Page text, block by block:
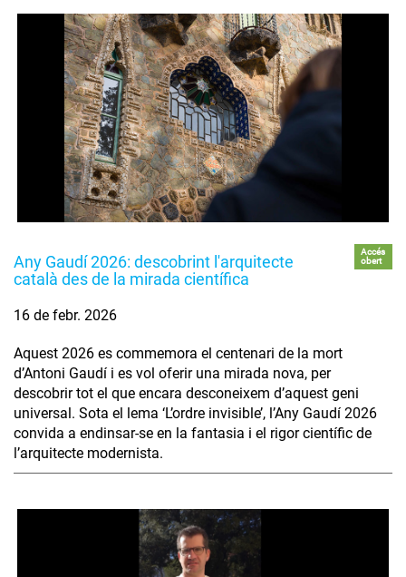
Any Gaudí 2026: descobrint l'arquitecte
català des de la mirada científica
Accés
obert
16 de febr. 2026
Aquest 2026 es commemora el centenari de la mort
d’Antoni Gaudí i es vol oferir una mirada nova, per
descobrir tot el que encara desconeixem d’aquest geni
universal. Sota el lema ‘L’ordre invisible’, l’Any Gaudí 2026
convida a endinsar-se en la fantasia i el rigor científic de
l’arquitecte modernista.